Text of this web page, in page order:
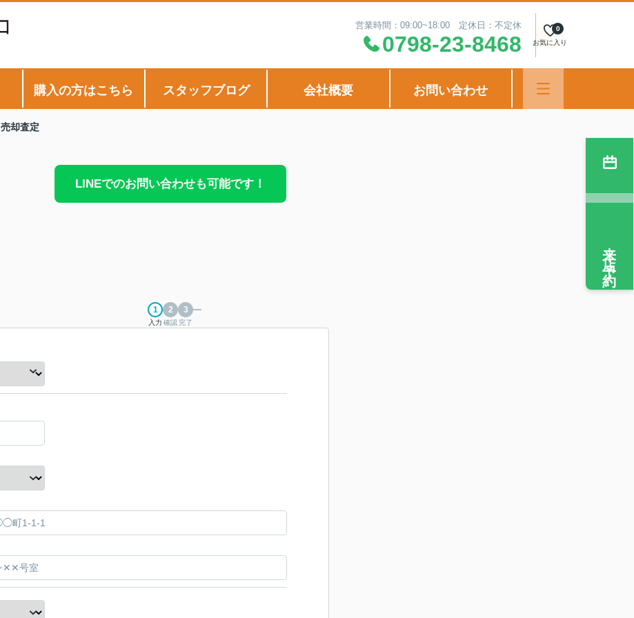
営業時間：09:00~18:00 定休日：不定休
0798-23-8468 お気に入り
0
購入の方はこちら スタッフブログ 会社概要 お問い合わせ
売却査定
LINEでのお問い合わせも可能です！
入力 確認完了
来店予約